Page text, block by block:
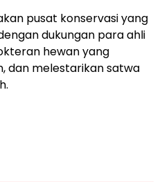
pusat konservasi yang
dukungan para ahli
hewan yang
dan melestarikan satwa